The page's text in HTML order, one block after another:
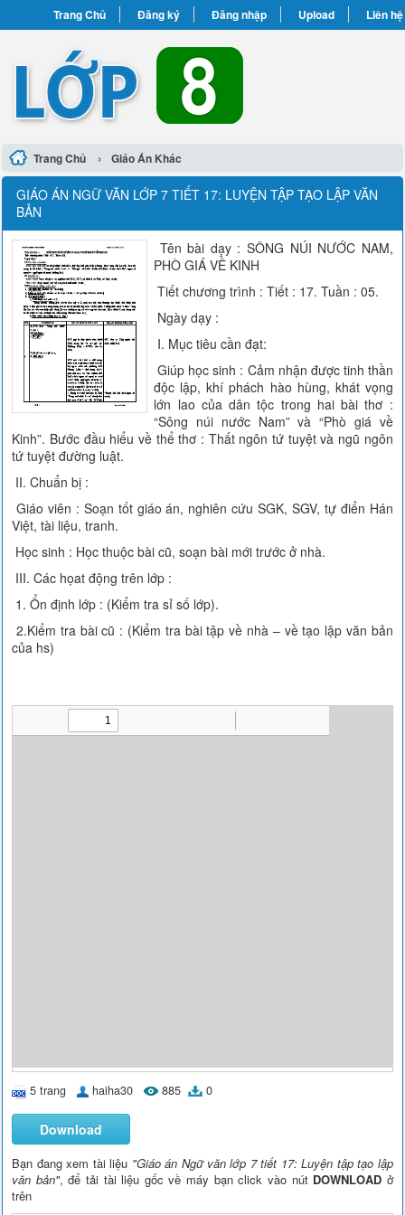
Trang Chủ Đăng ký Đăng nhập Upload Liên hệ
Trang Chủ › Giáo Án Khác
GIÁO ÁN NGỮ VĂN LỚP 7 TIẾT 17: LUYỆN TẬP TẠO LẬP VĂN
BẢN
Tên bài dạy : SÔNG NÚI NƯỚC NAM,
PHÒ GIÁ VỀ KINH
Tiết chương trình : Tiết : 17. Tuần : 05.
Ngày dạy :
I. Mục tiêu cần đạt:
Giúp học sinh : Cảm nhận được tinh thần
độc lập, khí phách hào hùng, khát vọng
lớn lao của dân tộc trong hai bài thơ :
“Sông núi nước Nam” và “Phò giá về
Kinh”. Bước đầu hiểu về thể thơ : Thất ngôn tứ tuyệt và ngũ ngôn
tứ tuyệt đường luật.
II. Chuẩn bị :
Giáo viên : Soạn tốt giáo án, nghiên cứu SGK, SGV, tự điển Hán
Việt, tài liệu, tranh.
Học sinh : Học thuộc bài cũ, soạn bài mới trước ở nhà.
III. Các họat động trên lớp :
1. Ổn định lớp : (Kiểm tra sỉ số lớp).
2.Kiểm tra bài cũ : (Kiểm tra bài tập về nhà – về tạo lập văn bản
của hs)
5 trang haiha30 885 0
Download
Bạn đang xem tài liệu "Giáo án Ngữ văn lớp 7 tiết 17: Luyện tập tạo lập
văn bản", để tải tài liệu gốc về máy bạn click vào nút DOWNLOAD ở
trên